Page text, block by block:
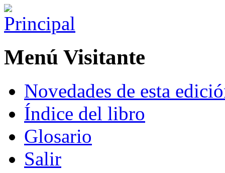
Menú Visitante
Novedades de esta
Índice del libro
Glosario
Salir